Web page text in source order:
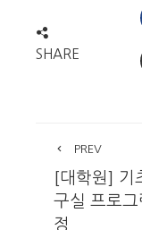
SHARE
PREV
[대학원] 기
구실 프로그
정